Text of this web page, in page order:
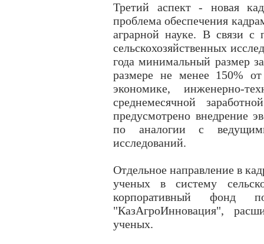
Третий аспект - новая
проблема обеспечения
аграрной науке. В связи с
сельскохозяйственных
года минимальный размер
размере не менее 150%
экономике, инженерно-
среднемесячной
предусмотрено внедрение
по аналогии с ведущими
исследований.
Отдельное направление в
ученых в систему
корпоративный фонд
"КазАгроИнновация",
ученых.